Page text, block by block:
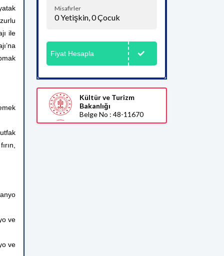
ile
ve
ve
Misafirler
0Yetişkin,0Çocuk
Fiyat Hesapla
Kültür ve Turizm
Bakanlığı
Belge No : 48-11670